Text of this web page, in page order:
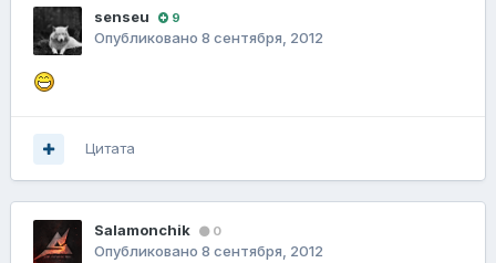
senseu 9
Опубликовано 8 сентября, 2012
Цитата
Salamonchik 0
Опубликовано 8 сентября, 2012